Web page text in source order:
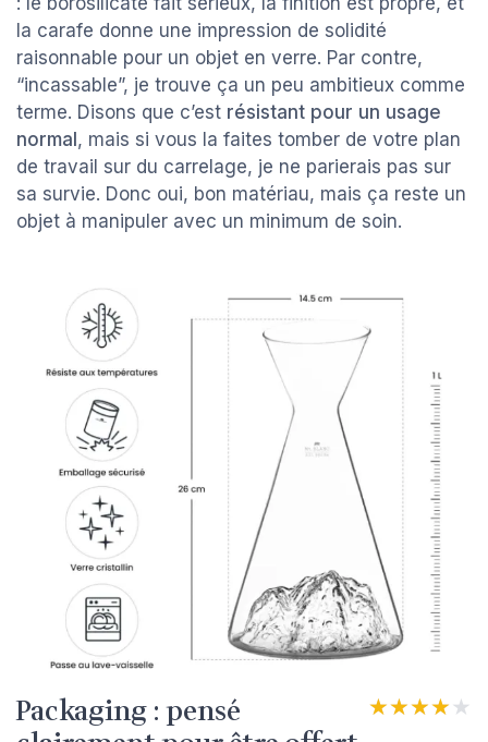
la carafe donne une impression de solidité
raisonnable pour un objet en verre. Par contre,
“incassable”, je trouve ça un peu ambitieux comme
terme. Disons que c’est résistant pour un usage
normal , mais si vous la faites tomber de votre plan
de travail sur du carrelage, je ne parierais pas sur
sa survie. Donc oui, bon matériau, mais ça reste un
objet à manipuler avec un minimum de soin.
Packaging : pensé ★★★★★
★★★★★